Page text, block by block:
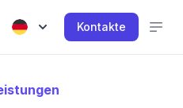
Kontakte